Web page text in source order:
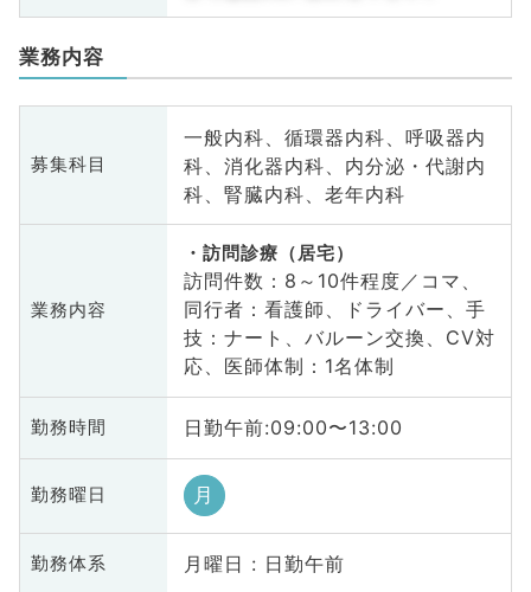
業務内容
募集科目
一般内科、循環器内科、呼吸器内
科、消化器内科、内分泌・代謝内
科、腎臓内科、老年内科
業務内容
訪問診療（居宅）
訪問件数：8～10件程度／コマ、
同行者：看護師、ドライバー、手
技：ナート、バルーン交換、CV対
応、医師体制：1名体制
勤務時間 日勤午前:09:00〜13:00
勤務曜日 月
勤務体系 月曜日 : 日勤午前